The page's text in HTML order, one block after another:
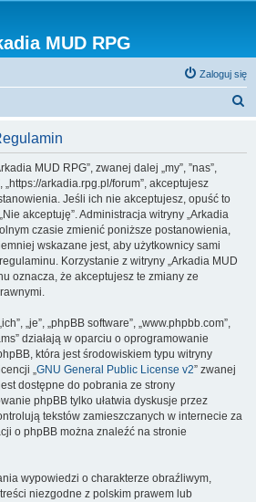
MUD RPG
Zaloguj się
MUD RPG”, zwanej dalej „my”, ”nas”,
„https://arkadia.rpg.pl/forum”, akceptujesz
Jeśli ich nie akceptujesz, opuść to
akceptuję”. Administracja witryny „Arkadia
czasie zmienić poniższe postanowienia,
wskazane jest, aby użytkownicy sami
Korzystanie z witryny „Arkadia MUD
oznacza, że akceptujesz te zmiany ze
„je”, „phpBB software”, „www.phpbb.com”,
działają w oparciu o oprogramowanie
która jest środowiskiem typu witryny
„GNU General Public License v2” zwanej
dostępne do pobrania ze strony
phpBB tylko ułatwia dyskusje przez
tekstów zamieszczanych w internecie za
o phpBB można znaleźć na stronie
wypowiedzi o charakterze obraźliwym,
niezgodne z polskim prawem lub